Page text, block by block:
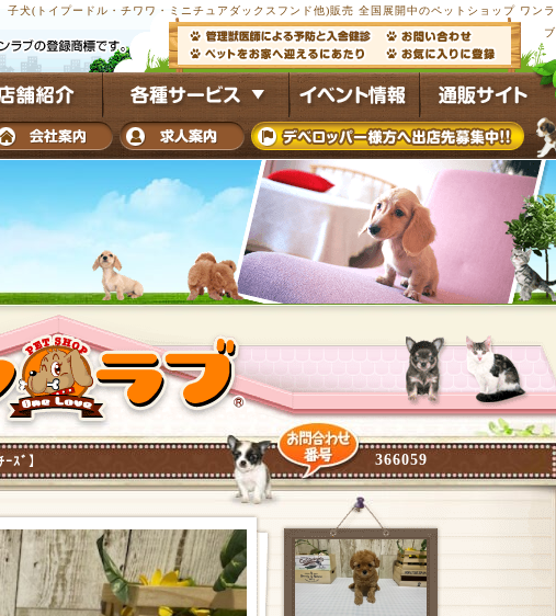
子犬(トイプードル・チワワ・ミニチュアダックスフンド他)販売 全国展開中のペットショップ ワンラ
ブ
ｽﾞ】 366059